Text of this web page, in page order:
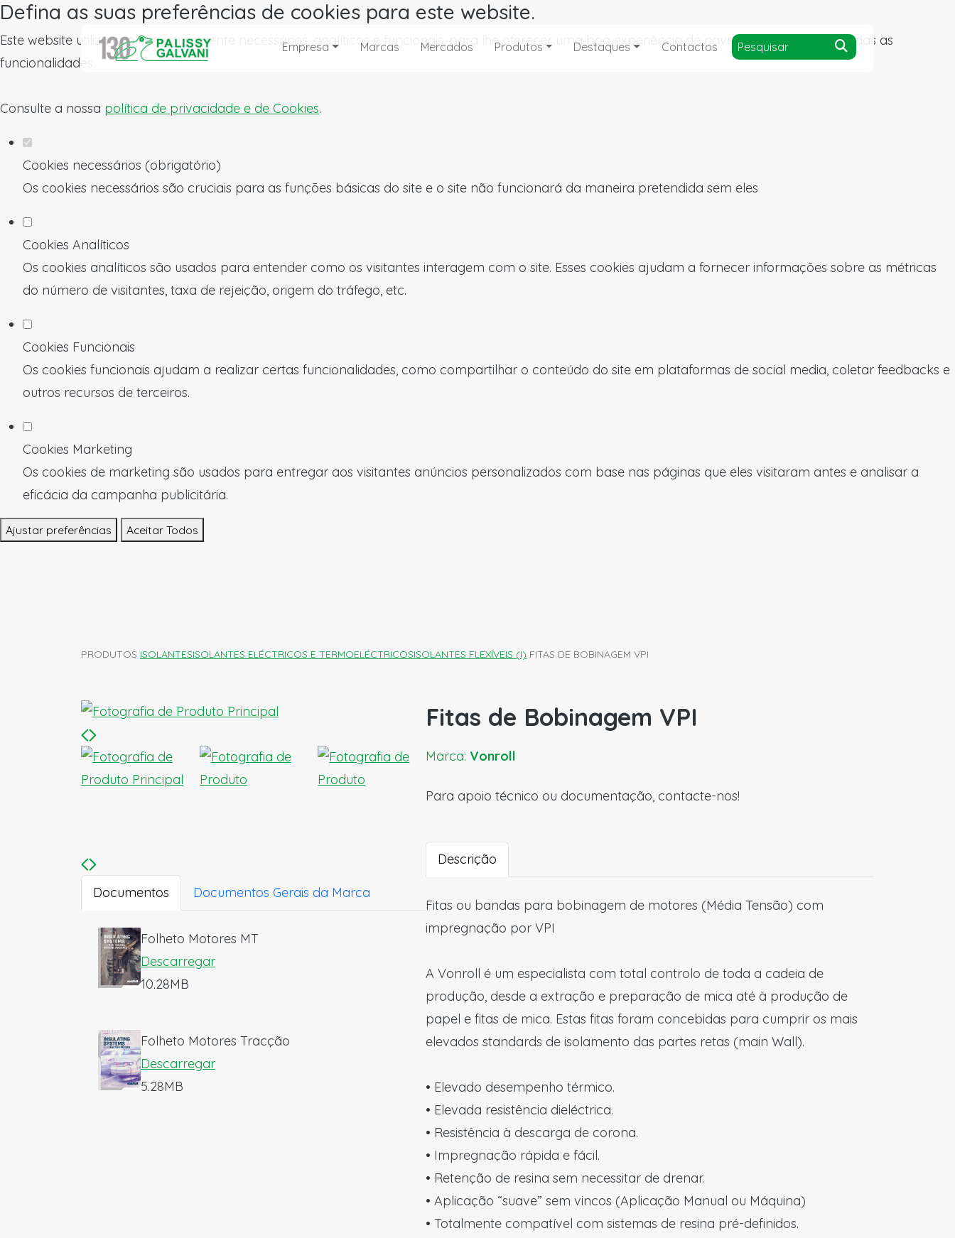
Defina as suas preferências de cookies para este website.
Este website utiliza cookies estritamente necessários, analíticos e funcionais, para lhe oferecer uma boa experiência de navegação e acesso a todas as
funcionalidades.
Consulte a nossa política de privacidade e de Cookies.
Cookies necessários (obrigatório)
Os cookies necessários são cruciais para as funções básicas do site e o site não funcionará da maneira pretendida sem eles
Cookies Analíticos
Os cookies analíticos são usados para entender como os visitantes interagem com o site. Esses cookies ajudam a fornecer informações sobre as métricas
do número de visitantes, taxa de rejeição, origem do tráfego, etc.
Cookies Funcionais
Os cookies funcionais ajudam a realizar certas funcionalidades, como compartilhar o conteúdo do site em plataformas de social media, coletar feedbacks e
outros recursos de terceiros.
Cookies Marketing
Os cookies de marketing são usados para entregar aos visitantes anúncios personalizados com base nas páginas que eles visitaram antes e analisar a
eficácia da campanha publicitária.
Ajustar preferências Aceitar Todos
Empresa Marcas Mercados Produtos Destaques Contactos
PRODUTOS ISOLANTESISOLANTES ELÉCTRICOS E TERMOELÉCTRICOSISOLANTES FLEXÍVEIS (I) FITAS DE BOBINAGEM VPI
Documentos Documentos Gerais da Marca
Folheto Motores MT
Descarregar
10.28MB
Folheto Motores Tracção
Descarregar
5.28MB
Fitas de Bobinagem VPI
Marca: Vonroll
Para apoio técnico ou documentação, contacte-nos!
Descrição
Fitas ou bandas para bobinagem de motores (Média Tensão) com
impregnação por VPI
A Vonroll é um especialista com total controlo de toda a cadeia de
produção, desde a extração e preparação de mica até à produção de
papel e fitas de mica. Estas fitas foram concebidas para cumprir os mais
elevados standards de isolamento das partes retas (main Wall).
• Elevado desempenho térmico.
• Elevada resistência dieléctrica.
• Resistência à descarga de corona.
• Impregnação rápida e fácil.
• Retenção de resina sem necessitar de drenar.
• Aplicação “suave” sem vincos (Aplicação Manual ou Máquina)
• Totalmente compatível com sistemas de resina pré-definidos.